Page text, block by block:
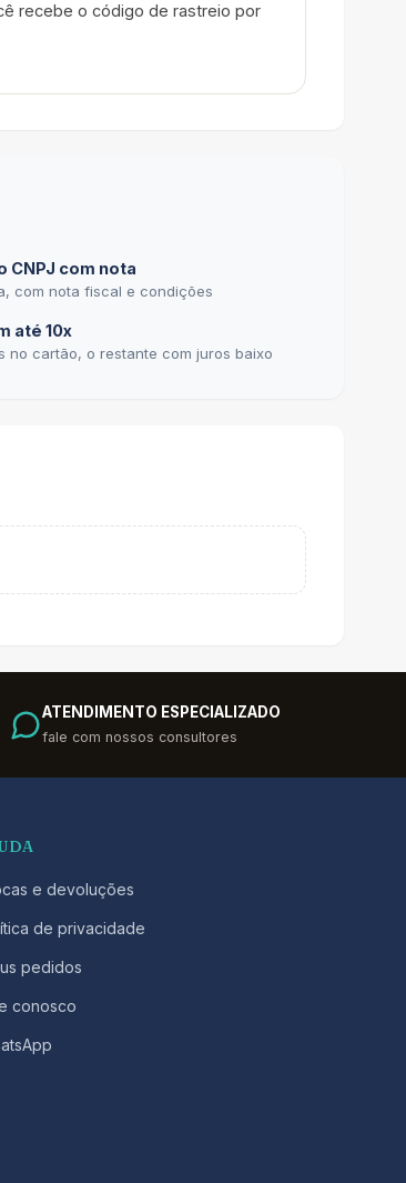
recebe o código de rastreio por
CNPJ com nota
com nota fiscal e condições
até 10x
no cartão, o restante com juros baixo
ATENDIMENTO ESPECIALIZADO
fale com nossos consultores
e devoluções
de privacidade
pedidos
conosco